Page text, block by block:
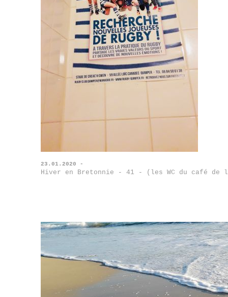
23.01.2020 -
Hiver en Bretonnie - 41 - (les WC du café de